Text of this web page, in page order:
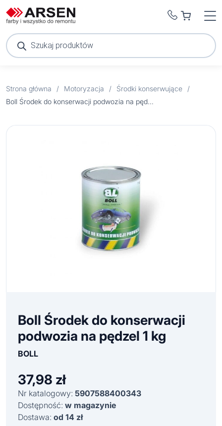
Wyszukiwarka
produktów
Strona główna / Motoryzacja / Środki konserwujące
/
Boll Środek do konserwacji podwozia na pędzel 1 kg
Boll Środek do konserwacji
podwozia na pędzel 1 kg
BOLL
37,98 zł
Nr katalogowy: 5907588400343
Dostępność: w magazynie
Dostawa: od 14 zł